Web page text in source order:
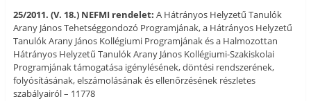
25/2011. (V. 18.) NEFMI rendelet: A Hátrányos Helyzetű Tanulók
Arany János Tehetséggondozó Programjának, a Hátrányos Helyzetű
Tanulók Arany János Kollégiumi Programjának és a Halmozottan
Hátrányos Helyzetű Tanulók Arany János Kollégiumi-Szakiskolai
Programjának támogatása igénylésének, döntési rendszerének,
folyósításának, elszámolásának és ellenőrzésének részletes
szabályairól – 11778